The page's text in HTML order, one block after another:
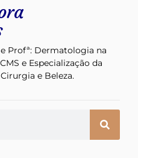
Profª: Dermatologia na
e Especialização da
e Beleza.